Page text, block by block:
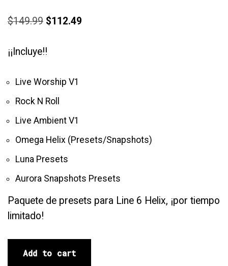
$149.99 $112.49
¡¡Incluye!!
Live Worship V1
Rock N Roll
Live Ambient V1
Omega Helix (Presets/Snapshots)
Luna Presets
Aurora Snapshots Presets
Paquete de presets para Line 6 Helix, ¡por tiempo
limitado!
Add to cart